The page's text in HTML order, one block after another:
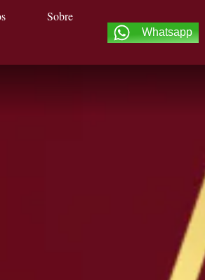
Sobre
Whatsapp